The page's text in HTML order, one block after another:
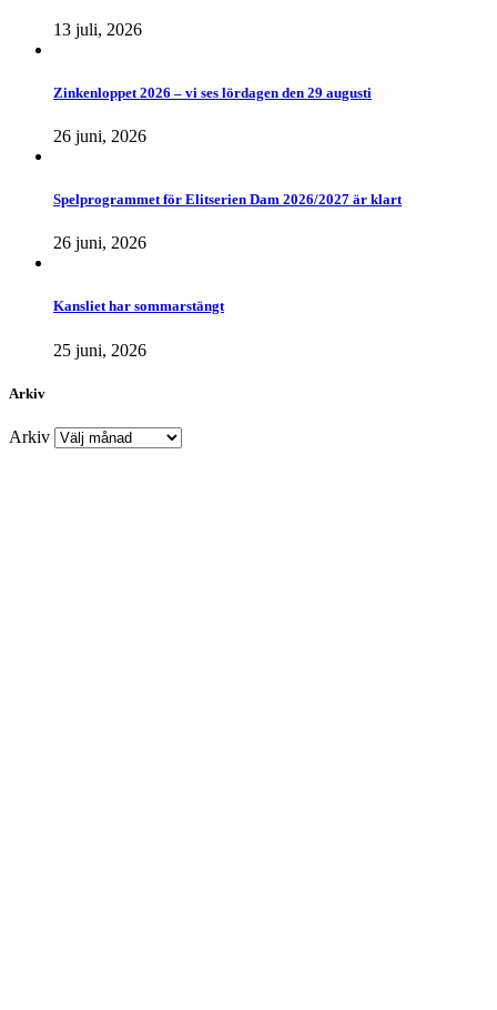
13 juli, 2026
Zinkenloppet 2026 – vi ses lördagen den 29 augusti
26 juni, 2026
Spelprogrammet för Elitserien Dam 2026/2027 är klart
26 juni, 2026
Kansliet har sommarstängt
25 juni, 2026
Arkiv
Arkiv